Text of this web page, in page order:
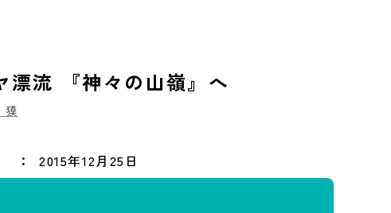
漂流 『神々の山嶺』へ
2015年12月25日